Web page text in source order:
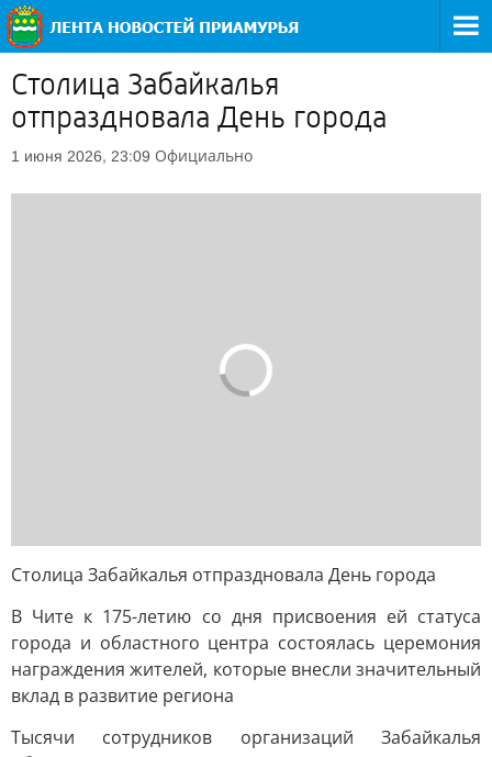
Столица Забайкалья
отпраздновала День города
1 июня 2026, 23:09 Официально
Столица Забайкалья отпраздновала День города
В Чите к 175-летию со дня присвоения ей статуса
города и областного центра состоялась церемония
награждения жителей, которые внесли значительный
вклад в развитие региона
Тысячи сотрудников организаций Забайкалья